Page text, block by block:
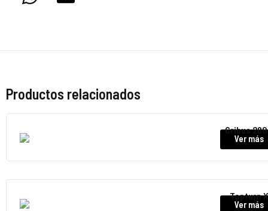
Productos relacionados
Cribus
Ver más
Topturn X
Ver más